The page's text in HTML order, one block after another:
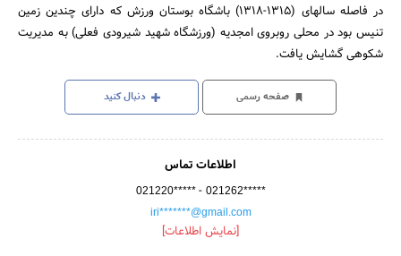
در فاصله سالهای (1315-1318) باشگاه بوستان ورزش که دارای چندین زمین
تنیس بود در محلی روبروی امجدیه (ورزشگاه شهید شیرودی فعلی) به مدیریت
شکوهی گشایش یافت.
صفحه رسمی دنبال کنید
اطلاعات تماس
021220***** - 021262*****
iri*******@gmail.com
[نمایش اطلاعات]